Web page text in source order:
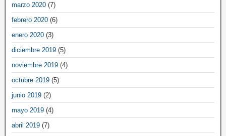
marzo 2020 (7)
febrero 2020 (6)
enero 2020 (3)
diciembre 2019 (5)
noviembre 2019 (4)
octubre 2019 (5)
junio 2019 (2)
mayo 2019 (4)
abril 2019 (7)